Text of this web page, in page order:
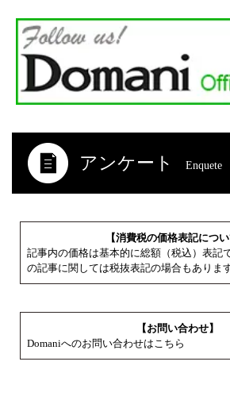
アンケート Enquete
【消費税の価格表記につい
記事内の価格は基本的に総額（税込）表記
の記事に関しては税抜表記の場合もあります
【お問い合わせ】
Domaniへのお問い合わせはこちら